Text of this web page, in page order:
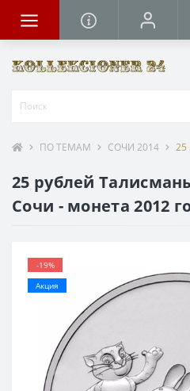
ПО ТЕМАМ СОЧИ 2014 25
25 рублей
Сочи - монета 2012
-19%
Акция